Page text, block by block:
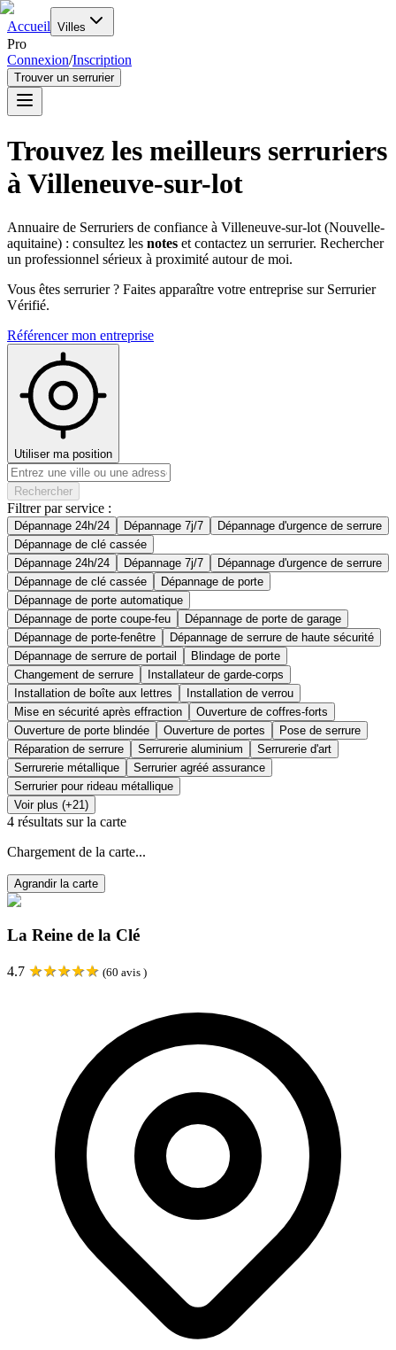
Accueil Villes
Pro
Connexion/Inscription
Trouver un serrurier
Trouvez les meilleurs serruriers
àVilleneuve-sur-lot
Annuaire de Serruriers de confiance à Villeneuve-sur-lot (Nouvelle-
aquitaine) : consultez les notes et contactez un serrurier. Rechercher
un professionnel sérieux à proximité autour de moi.
Vous êtes serrurier ? Faites apparaître votre entreprise sur Serrurier
Vérifié.
Référencer mon entreprise
Utiliser ma position
Rechercher
Filtrer par service :
Dépannage 24h/24 Dépannage 7j/7
Dépannage d'urgence de serrure
Dépannage de clé cassée
Dépannage 24h/24
Dépannage 7j/7
Dépannage d'urgence de serrure
Dépannage de clé cassée
Dépannage de porte
Dépannage de porte automatique
Dépannage de porte coupe-feu
Dépannage de porte de garage
Dépannage de porte-fenêtre
Dépannage de serrure de haute sécurité
Dépannage de serrure de portail
Blindage de porte
Changement de serrure
Installateur de garde-corps
Installation de boîte aux lettres
Installation de verrou
Mise en sécurité après effraction
Ouverture de coffres-forts
Ouverture de porte blindée
Ouverture de portes
Pose de serrure
Réparation de serrure
Serrurerie aluminium
Serrurerie d'art
Serrurerie métallique
Serrurier agréé assurance
Serrurier pour rideau métallique
Voir plus (+21)
4 résultats sur la carte
Chargement de la carte...
Agrandir la carte
La Reine de la Clé
4.7 ★★★★★ (60 avis )